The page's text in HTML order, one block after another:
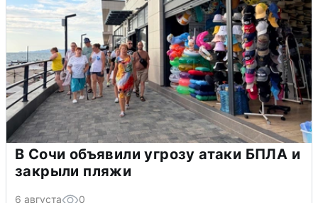
В Сочи объявили угрозу атаки БПЛА и
закрыли пляжи
6 августа 0